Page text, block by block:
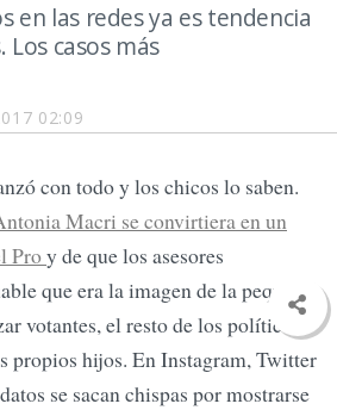
02:09
en las redes ya es tendencia
casos más
con todo y los chicos lo saben.
Macri se convirtiera en un
Proy de que los asesores
que era la imagen de la pequeña
votantes, el resto de los políticos
propios hijos. En Instagram, Twitter
se sacan chispas por mostrarse